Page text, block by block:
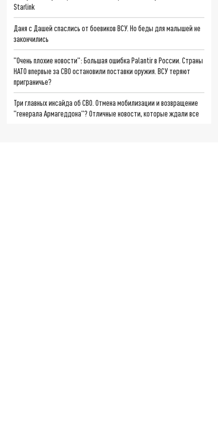
Starlink
Даня с Дашей спаслись от боевиков ВСУ. Но беды для малышей не
закончились
"Очень плохие новости": Большая ошибка Palantir в России. Страны
НАТО впервые за СВО остановили поставки оружия. ВСУ теряют
приграничье?
Три главных инсайда об СВО. Отмена мобилизации и возвращение
"генерала Армагеддона"? Отличные новости, которые ждали все